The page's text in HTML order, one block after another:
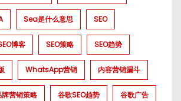
Sea是什么意思 SEO
博客 SEO策略 SEO趋势
WhatsApp营销 内容营销漏斗
牌营销策略 谷歌SEO趋势 谷歌广告